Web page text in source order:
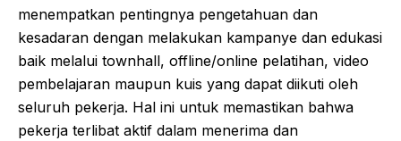
menempatkan pentingnya pengetahuan dan
kesadaran dengan melakukan kampanye dan edukasi
baik melalui townhall, offline/online pelatihan, video
pembelajaran maupun kuis yang dapat diikuti oleh
seluruh pekerja. Hal ini untuk memastikan bahwa
pekerja terlibat aktif dalam menerima dan